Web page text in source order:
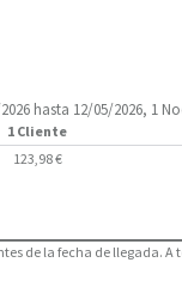
hasta 12/05/2026, 1
1 Cliente
123,98 €
de la fecha de llegada.